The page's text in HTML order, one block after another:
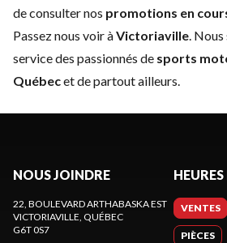
de consulter nos promotions en
Passez nous voir àVictoriaville. Nous
service des passionnés de sports
Québecet de partout ailleurs.
NOUS JOINDRE
22, BOULEVARD ARTHABASKA EST
VICTORIAVILLE, QUÉBEC
G6T 0S7
VENTES
PIÈCES